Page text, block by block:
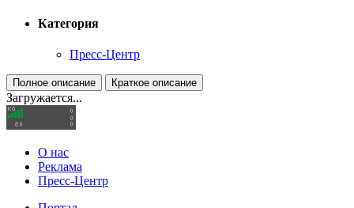
Категория
Пресс-Центр
Полное описание Краткое описание
Загружается...
О нас
Реклама
Пресс-Центр